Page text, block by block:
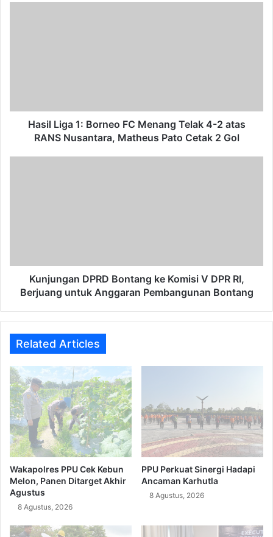
2
Hasil Liga 1: Borneo FC Menang Telak 4-2 atas
RANS Nusantara, Matheus Pato Cetak 2 Gol
Berjuang
untuk
Anggaran
Kunjungan DPRD Bontang ke Komisi V DPR RI,
Berjuang untuk Anggaran Pembangunan Bontang
Related Articles
Wakapolres PPU Cek Kebun
Melon, Panen Ditarget Akhir
Agustus
8 Agustus, 2026
PPU Perkuat Sinergi Hadapi
Ancaman Karhutla
8 Agustus, 2026